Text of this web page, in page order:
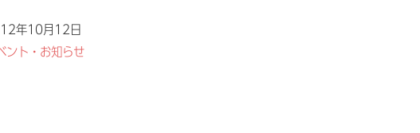
年10月12日
ント・お知らせ